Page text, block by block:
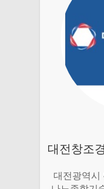
대전창조
대전광역시